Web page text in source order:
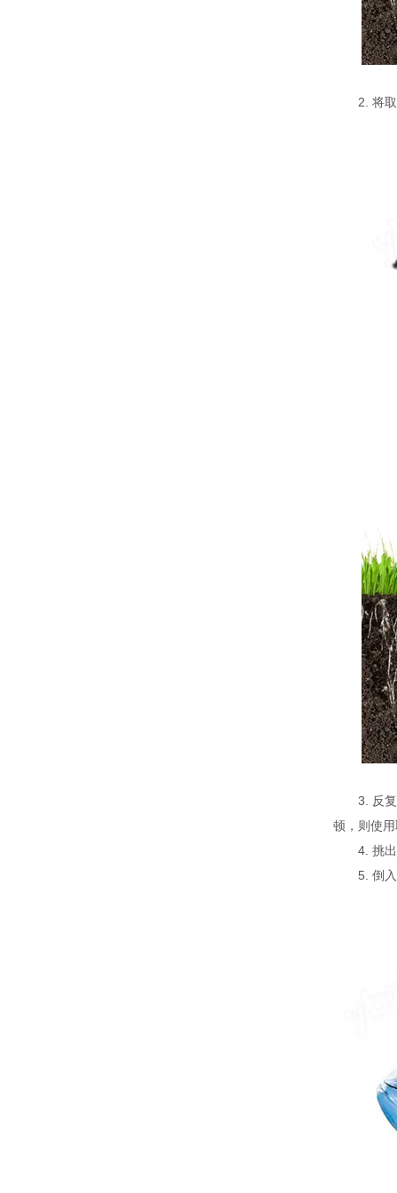
2. 将取土
3. 反复持
顿，则使
4. 挑出盆
5. 倒入适